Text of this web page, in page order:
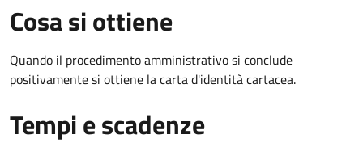
Cosa si ottiene
Quando il procedimento amministrativo si conclude
positivamente si ottiene la carta d'identità cartacea.
Tempi e scadenze